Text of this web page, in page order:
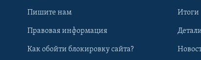
Пишите нам
Правовая информация
Как обойти блокировку сайта?
Итоги